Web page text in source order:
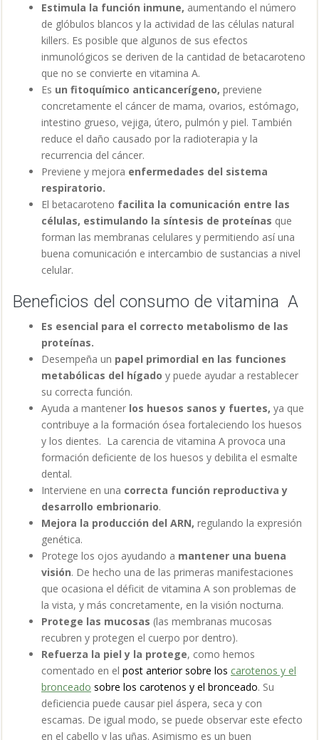
Estimula la función inmune, aumentando el número
de glóbulos blancos y la actividad de las células natural
killers. Es posible que algunos de sus efectos
inmunológicos se deriven de la cantidad de betacaroteno
que no se convierte en vitamina A.
Es un fitoquímico anticancerígeno, previene
concretamente el cáncer de mama, ovarios, estómago,
intestino grueso, vejiga, útero, pulmón y piel. También
reduce el daño causado por la radioterapia y la
recurrencia del cáncer.
Previene y mejora enfermedades del sistema
respiratorio.
El betacaroteno facilita la comunicación entre las
células, estimulando la síntesis de proteínas que
forman las membranas celulares y permitiendo así una
buena comunicación e intercambio de sustancias a nivel
celular.
Beneficios del consumo de vitamina A
Es esencial para el correcto metabolismo de las
proteínas.
Desempeña un papel primordial en las funciones
metabólicas del hígado y puede ayudar a restablecer
su correcta función.
Ayuda a mantener los huesos sanos y fuertes, ya que
contribuye a la formación ósea fortaleciendo los huesos
y los dientes. La carencia de vitamina A provoca una
formación deficiente de los huesos y debilita el esmalte
dental.
Interviene en una correcta función reproductiva y
desarrollo embrionario.
Mejora la producción del ARN, regulando la expresión
genética.
Protege los ojos ayudando a mantener una buena
visión. De hecho una de las primeras manifestaciones
que ocasiona el déficit de vitamina A son problemas de
la vista, y más concretamente, en la visión nocturna.
Protege las mucosas (las membranas mucosas
recubren y protegen el cuerpo por dentro).
Refuerza la piel y la protege, como hemos
comentado en el post anterior sobre los carotenos y el
bronceado sobre los carotenos y el bronceado. Su
deficiencia puede causar piel áspera, seca y con
escamas. De igual modo, se puede observar este efecto
en el cabello y las uñas. Asimismo es un buen